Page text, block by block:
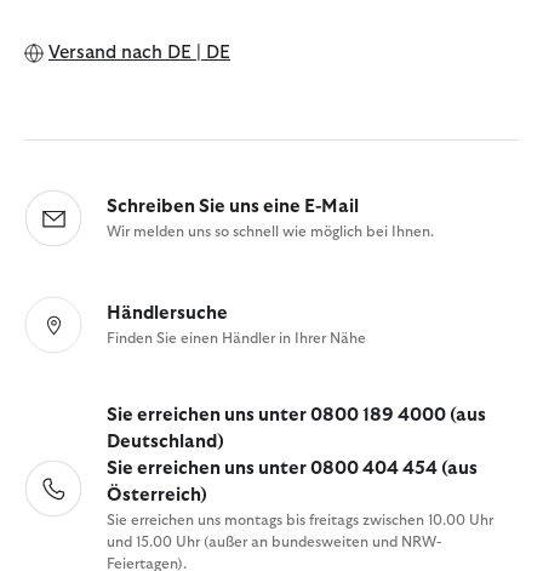
Versand nach DE | DE
Schreiben Sie uns eine E-Mail
Wir melden uns so schnell wie möglich bei Ihnen.
Händlersuche
Finden Sie einen Händler in Ihrer Nähe
Sie erreichen uns unter 0800 189 4000 (aus
Deutschland)
Sie erreichen uns unter 0800 404 454 (aus
Österreich)
Sie erreichen uns montags bis freitags zwischen 10.00 Uhr
und 15.00 Uhr (außer an bundesweiten und NRW-
Feiertagen).